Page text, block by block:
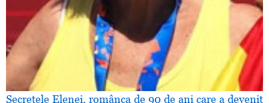
Secretele Elenei, românca de 90 de ani care a devenit